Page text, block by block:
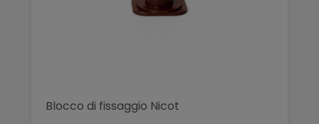
Blocco di fissaggio Nicot